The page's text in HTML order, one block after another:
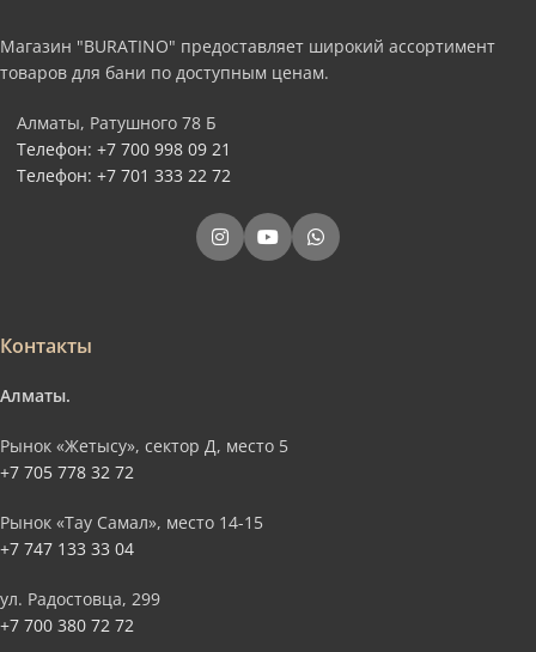
Магазин "BURATINO" предоставляет широкий ассортимент
товаров для бани по доступным ценам.
Алматы, Ратушного 78 Б
Телефон: +7 700 998 09 21
Телефон: +7 701 333 22 72
Контакты
Алматы.
Рынок «Жетысу», сектор Д, место 5
+7 705 778 32 72
Рынок «Тау Самал», место 14-15
+7 747 133 33 04
ул. Радостовца, 299
+7 700 380 72 72